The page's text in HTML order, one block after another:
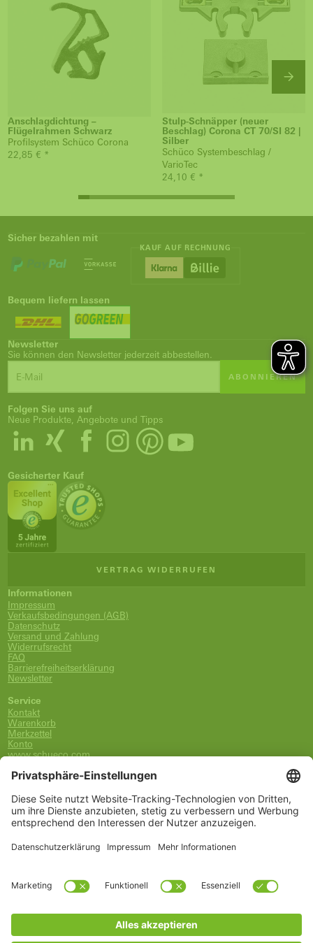
Anschlagdichtung –
Flügelrahmen Schwarz
Profilsystem Schüco Corona
22,85 € *
Stulp-Schnäpper (neuer
Beschlag) Corona CT 70/SI 82 |
Silber
Schüco Systembeschlag /
VarioTec
24,10 € *
Sicher bezahlen mit
KAUF AUF RECHNUNG
Bequem liefern lassen
Newsletter
Sie können den Newsletter jederzeit abbestellen.
ABONNIEREN
Folgen Sie uns auf
Neue Produkte, Angebote und Tipps
Gesicherter Kauf
VERTRAG WIDERRUFEN
Informationen
Impressum
Verkaufsbedingungen (AGB)
Datenschutz
Versand und Zahlung
Widerrufsrecht
FAQ
Barrierefreiheitserklärung
Newsletter
Service
Kontakt
Warenkorb
Merkzettel
Konto
www.schueco.com
0800-400-4007
kostenlos aus dem dt. Festnetz
Unsere Marken
Alle Marken
Schüco International KG
Kategorien
Griffe
Wartung, Pflege und Lüftung
Einbruchschutz